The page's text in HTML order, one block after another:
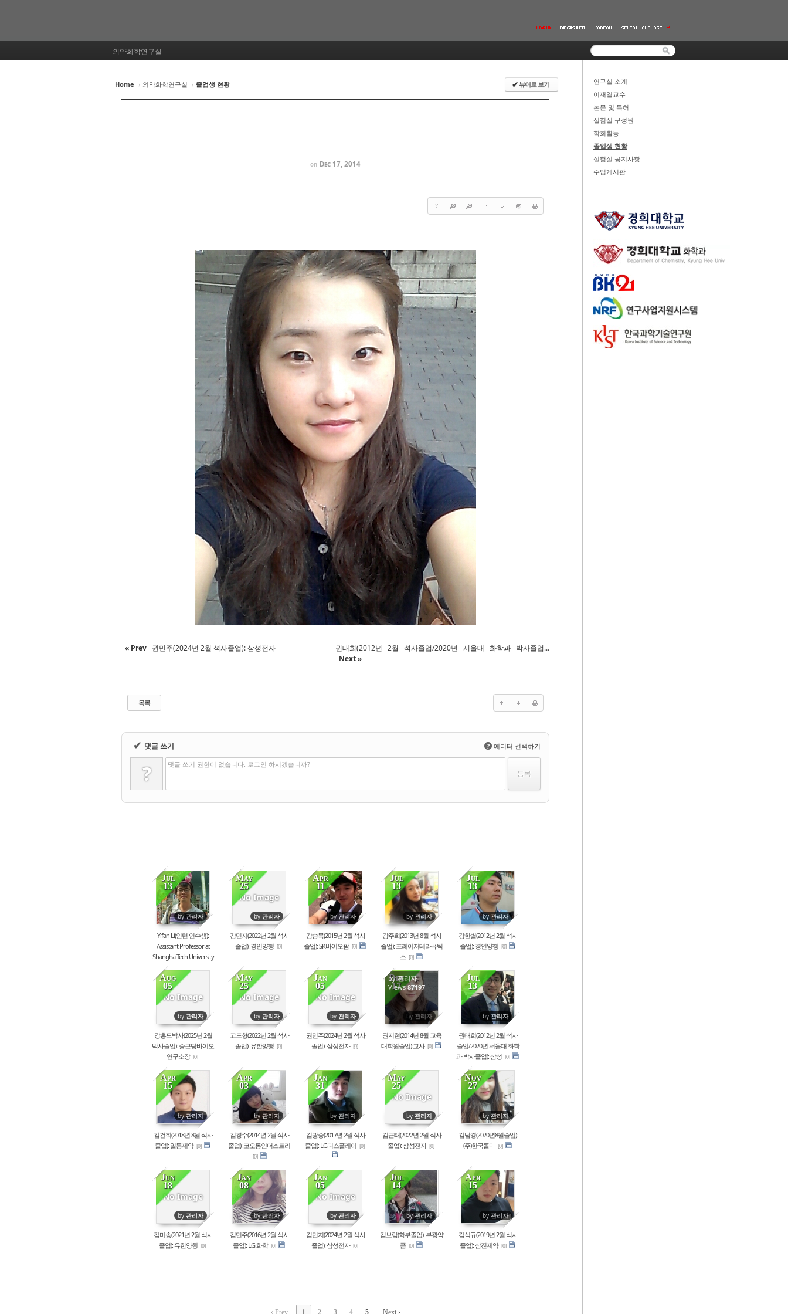
의약화학연구실
Home › 의약화학연구실 › 졸업생 현황 ✔뷰어로 보기
on Dec 17, 2014
?
« Prev 권민주(2024년 2월 석사졸업): 삼성전자
권태희(2012년 2월 석사졸업/2020년 서울대 화학과 박사졸업...
Next »
목록
✔ 댓글 쓰기 ? 에디터 선택하기
? 댓글 쓰기 권한이 없습니다. 로그인 하시겠습니까?
Jul
13
by관리자
88571
Yifan Li(인턴 연수생):
Assistant Professor at
ShanghaiTech University
No Image
May
25
by 관리자
47716
강민지(2022년 2월 석사
졸업): 경인양행 [0]
Apr
11
by관리자
86851
강승묵(2015년 2월 석사
졸업): SK바이오팜 [0]
Jul
13
by 관리자
90752
강주희(2013년 8월 석사
졸업): 프레이저테라퓨틱
스 [0]
Jul
13
by관리자
91178
강한별(2012년 2월 석사
졸업): 경인양행 [0]
No Image
Aug
05
by 관리자
4893
강흥모박사(2025년 2월
박사졸업): 종근당바이오
연구소장 [0]
No Image
May
25
by 관리자
45935
고도형(2022년 2월 석사
졸업): 유한양행 [0]
No Image
Jan
05
by 관리자
17376
권민주(2024년 2월 석사
졸업): 삼성전자 [0]
Dec
17
by 관리자
by관리자
Views87197
권지현(2014년 8월 교육
대학원졸업):교사 [0]
Jul
13
by 관리자
90703
권태희(2012년 2월 석사
졸업/2020년 서울대 화학
과 박사졸업): 삼성 [0]
Apr
15
by관리자
81273
김건희(2018년 8월 석사
졸업): 일동제약 [0]
Apr
03
by 관리자
86698
김경주(2014년 2월 석사
졸업): 코오롱인더스트리
[0]
Jan
31
by 관리자
88830
김광종(2017년 2월 석사
졸업): LG디스플레이 [0]
No Image
May
25
by 관리자
47674
김근태(2022년 2월 석사
졸업): 삼성전자 [0]
Nov
27
by관리자
72251
김남경(2020년8월졸업):
(주)한국콜마 [0]
No Image
Jun
18
by 관리자
62312
김미송(2021년 2월 석사
졸업): 유한양행 [0]
Jan
08
by관리자
86061
김민주(2016년 2월 석사
졸업): LG 화학 [0]
No Image
Jan
05
by 관리자
17971
김민지(2024년 2월 석사
졸업): 삼성전자 [0]
Jul
14
by관리자
93267
김보람(학부졸업): 부광약
품 [0]
Apr
15
by 관리자
80805
김석규(2019년 2월 석사
졸업): 삼진제약 [0]
‹ Prev 1 2 3 4 5 Next ›
연구실 소개
이재열교수
논문 및 특허
실험실 구성원
학회활동
졸업생 현황
실험실 공지사항
수업게시판